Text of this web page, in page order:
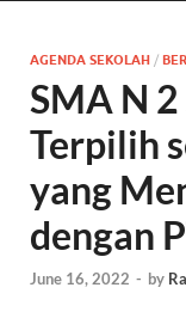
AGENDA SEKOLAH /
SMA N
Terpilih
yang
dengan
June 16, 2022 - by